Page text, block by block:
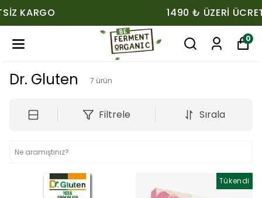
1490 ₺ ÜZERI ÜCRETSIZ KARGO
0
Dr. Gluten 7 ürün
Filtrele Sırala
Tükendi